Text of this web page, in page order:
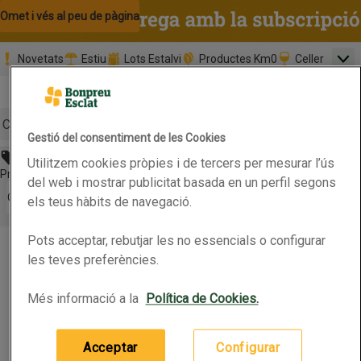
Omet i vés al contingut
Omet i vés a la cerca
Omet i vés al peu de pàgina
Novetats Estiu Lots Estalvi Productes Km0 Celler
Promoció clients nous
Botó del menú principal
Abans 1,85€
Preu rebaixat. Vàlid fins 13/07/2026
Obre-ho per veure una llista de les opcions d'ordenació
Ordena
Productes en oferta
CORAL Pets de monja CORAL Pets de monja
0.25kg (7,40 € per quilo)
1,85 €
Afegeix
Gestió del consentiment de les Cookies
Utilitzem cookies pròpies i de tercers per mesurar l’ús
del web i mostrar publicitat basada en un perfil segons
els teus hàbits de navegació.
Pots acceptar, rebutjar les no essencials o configurar
les teves preferències.
Més informació a la Política de Cookies.
Configurar
Acceptar